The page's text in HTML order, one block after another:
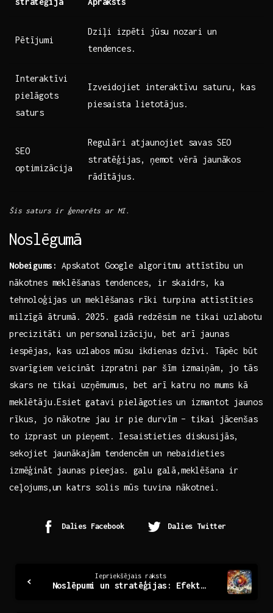
Pētījumi
Dziļi izpēti jūsu nozari un
tendences.
Interaktīvi
pielāgots
‌saturs
Izveidojiet‌ interaktīvu‌ saturu, kas⁣
piesaista⁢ lietotājus.
SEO
optimizācija
Regulāri atjaunojiet savas SEO ​
stratēģijas, ņemot vērā jaunākos
rādītājus.
Šis saturs⁣ ir ģenerēts ar⁤ MI.
Noslēgumā
Nobeigums: Apskatot Google algoritmu attīstību⁤ un
nākotnes meklēšanas tendences,‌ ir ⁢skaidrs, ka
tehnoloģijas un meklēšanas rīki turpina attīstīties
milzīgā ātrumā. ⁤2025. ⁤gadā redzēsim ne tikai uzlabotu
⁣precizitāti un personalizāciju, bet arī jaunas​
iespējas, kas ‌uzlabos mūsu ikdienas⁢ dzīvi. Tāpēc⁤ būt
svarīgiem veicināt izpratni⁢ par šīm izmaiņām, jo tās
skars ne tikai uzņēmumus, ⁣bet arī katru no⁤ mums kā⁢
meklētāju.Esiet ​gatavi pielāgoties un izmantot jaunos
rīkus, jo nākotne jau ir pie durvīm – tikai ⁢jācenšas⁤
to izprast un‍ pieņemt.​ Iesaistieties diskusijās,
sekojiet jaunākajām tendencēm​ un⁢ nebaidieties
izmēģināt⁣ jaunas pieejas. ⁤galu galā,meklēšana‍ ir
ceļojums,un katrs⁤ solis⁤ mūs tuvina nākotnei.
Dalies Facebook Dalies Twitter
Reading
Iepriekšējais raksts
Noslēpumi un stratēģijas: Efektīvas prese relīzes